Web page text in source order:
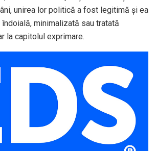
unirea lor politică a fost legitimă și ea
minimalizată sau tratată
la capitolul exprimare.